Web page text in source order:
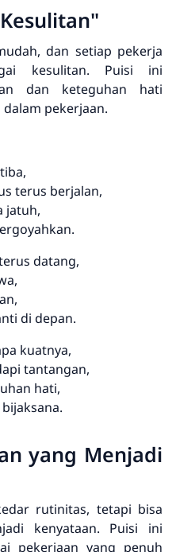
dan setiap pekerja
kesulitan. Puisi ini
dan keteguhan hati
pekerjaan.
terus berjalan,
jatuh,
datang,
di depan.
kuatnya,
tantangan,
hati,
yang Menjadi
rutinitas, tetapi bisa
kenyataan. Puisi ini
pekerjaan yang penuh